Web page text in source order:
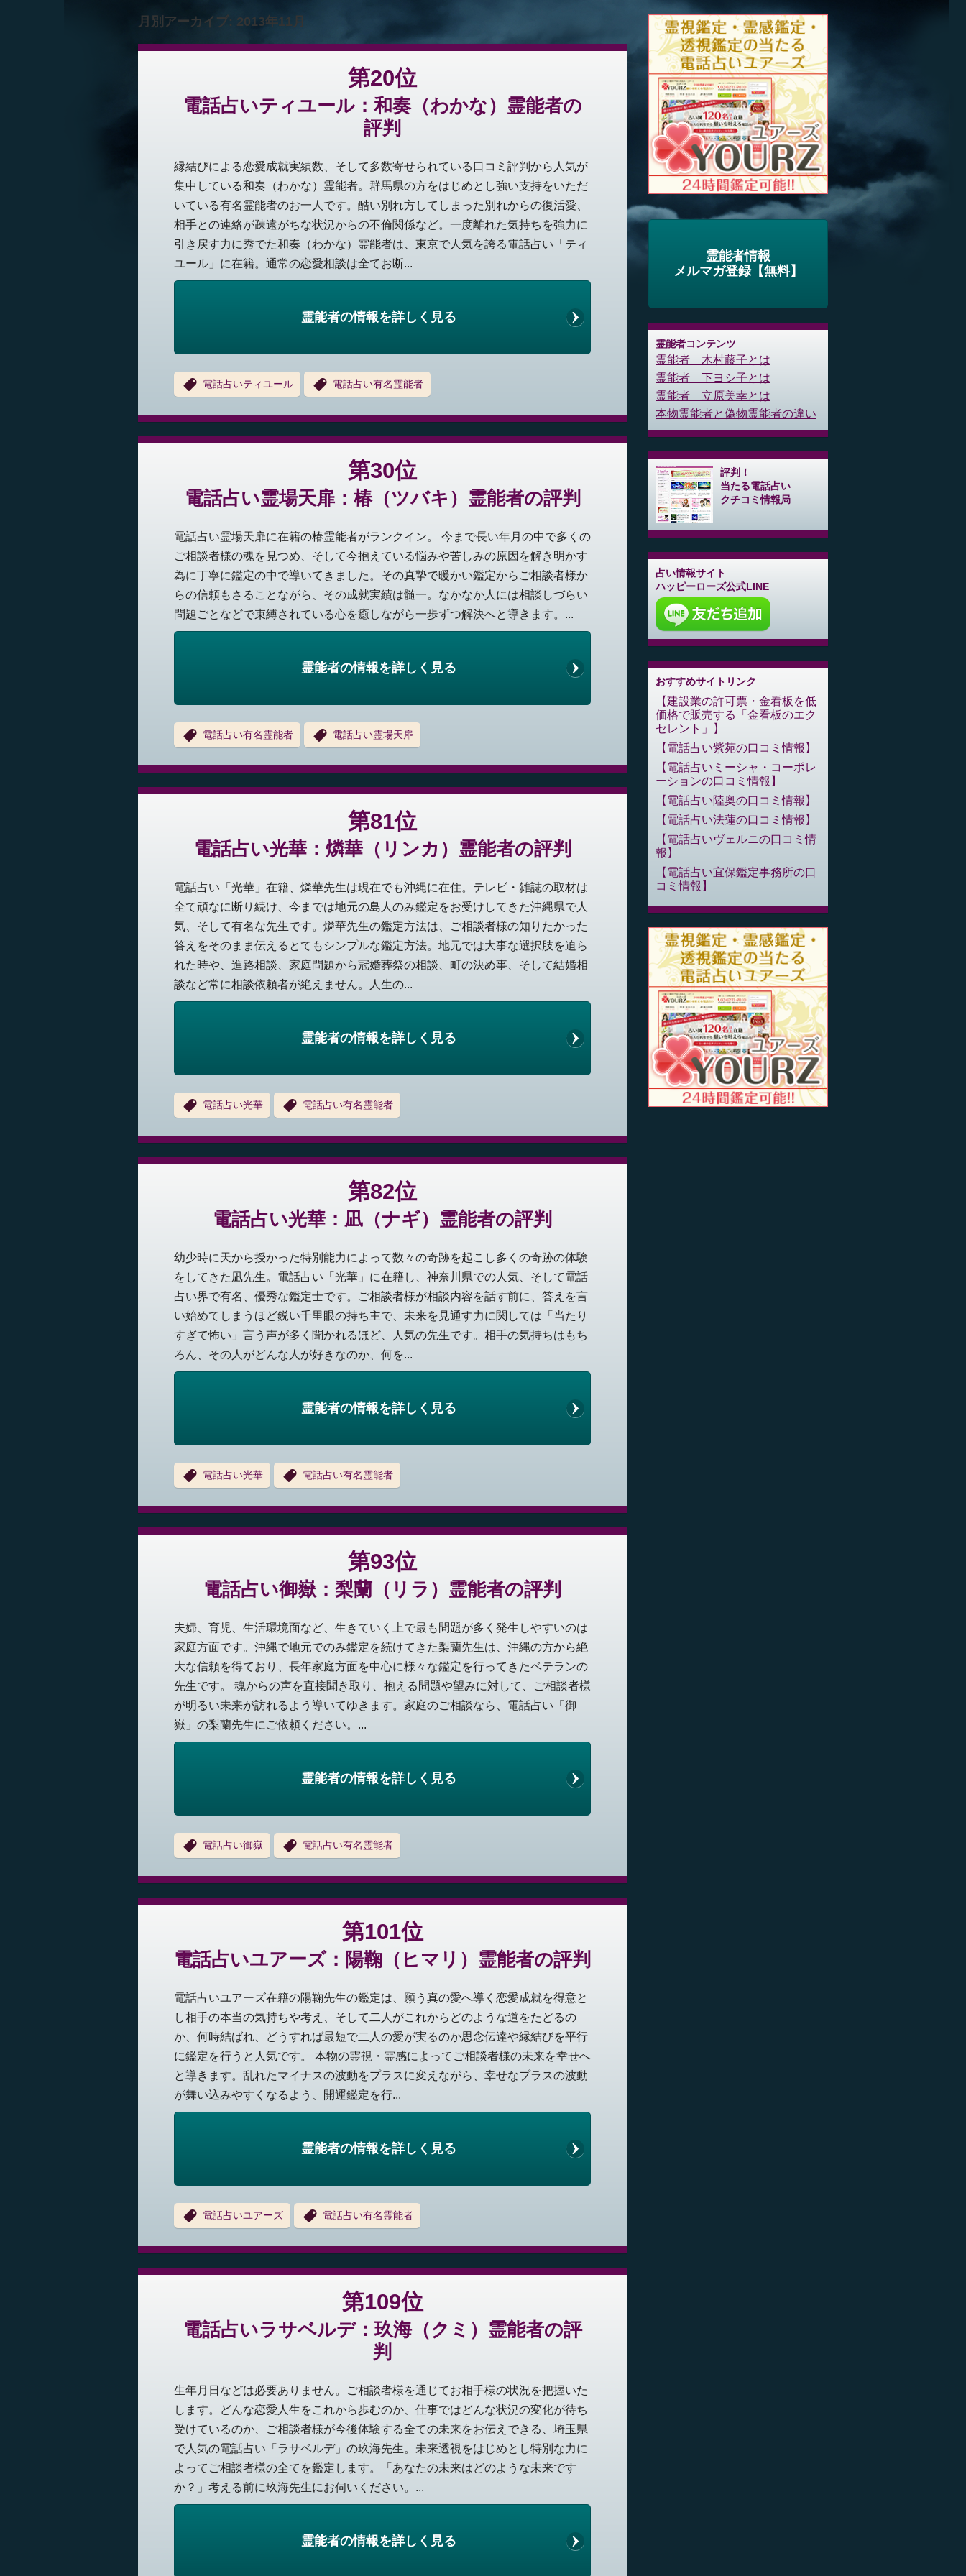
月別アーカイブ: 2013年11月
第20位
電話占いティユール：和奏（わかな）霊能者の
評判
縁結びによる恋愛成就実績数、そして多数寄せられている口コミ評判から人気が
集中している和奏（わかな）霊能者。群馬県の方をはじめとし強い支持をいただ
いている有名霊能者のお一人です。酷い別れ方してしまった別れからの復活愛、
相手との連絡が疎遠がちな状況からの不倫関係など。一度離れた気持ちを強力に
引き戻す力に秀でた和奏（わかな）霊能者は、東京で人気を誇る電話占い「ティ
ユール」に在籍。通常の恋愛相談は全てお断...
霊能者の情報を詳しく見る
電話占いティユール 電話占い有名霊能者
第30位
電話占い霊場天扉：椿（ツバキ）霊能者の評判
電話占い霊場天扉に在籍の椿霊能者がランクイン。 今まで長い年月の中で多くの
ご相談者様の魂を見つめ、そして今抱えている悩みや苦しみの原因を解き明かす
為に丁寧に鑑定の中で導いてきました。その真摯で暖かい鑑定からご相談者様か
らの信頼もさることながら、その成就実績は髄一。なかなか人には相談しづらい
問題ごとなどで束縛されている心を癒しながら一歩ずつ解決へと導きます。...
霊能者の情報を詳しく見る
電話占い有名霊能者 電話占い霊場天扉
第81位
電話占い光華：燐華（リンカ）霊能者の評判
電話占い「光華」在籍、燐華先生は現在でも沖縄に在住。テレビ・雑誌の取材は
全て頑なに断り続け、今までは地元の島人のみ鑑定をお受けしてきた沖縄県で人
気、そして有名な先生です。燐華先生の鑑定方法は、ご相談者様の知りたかった
答えをそのまま伝えるとてもシンプルな鑑定方法。地元では大事な選択肢を迫ら
れた時や、進路相談、家庭問題から冠婚葬祭の相談、町の決め事、そして結婚相
談など常に相談依頼者が絶えません。人生の...
霊能者の情報を詳しく見る
電話占い光華 電話占い有名霊能者
第82位
電話占い光華：凪（ナギ）霊能者の評判
幼少時に天から授かった特別能力によって数々の奇跡を起こし多くの奇跡の体験
をしてきた凪先生。電話占い「光華」に在籍し、神奈川県での人気、そして電話
占い界で有名、優秀な鑑定士です。ご相談者様が相談内容を話す前に、答えを言
い始めてしまうほど鋭い千里眼の持ち主で、未来を見通す力に関しては「当たり
すぎて怖い」言う声が多く聞かれるほど、人気の先生です。相手の気持ちはもち
ろん、その人がどんな人が好きなのか、何を...
霊能者の情報を詳しく見る
電話占い光華 電話占い有名霊能者
第93位
電話占い御嶽：梨蘭（リラ）霊能者の評判
夫婦、育児、生活環境面など、生きていく上で最も問題が多く発生しやすいのは
家庭方面です。沖縄で地元でのみ鑑定を続けてきた梨蘭先生は、沖縄の方から絶
大な信頼を得ており、長年家庭方面を中心に様々な鑑定を行ってきたベテランの
先生です。 魂からの声を直接聞き取り、抱える問題や望みに対して、ご相談者様
が明るい未来が訪れるよう導いてゆきます。家庭のご相談なら、電話占い「御
嶽」の梨蘭先生にご依頼ください。...
霊能者の情報を詳しく見る
電話占い御嶽 電話占い有名霊能者
第101位
電話占いユアーズ：陽鞠（ヒマリ）霊能者の評判
電話占いユアーズ在籍の陽鞠先生の鑑定は、願う真の愛へ導く恋愛成就を得意と
し相手の本当の気持ちや考え、そして二人がこれからどのような道をたどるの
か、何時結ばれ、どうすれば最短で二人の愛が実るのか思念伝達や縁結びを平行
に鑑定を行うと人気です。 本物の霊視・霊感によってご相談者様の未来を幸せへ
と導きます。乱れたマイナスの波動をプラスに変えながら、幸せなプラスの波動
が舞い込みやすくなるよう、開運鑑定を行...
霊能者の情報を詳しく見る
電話占いユアーズ 電話占い有名霊能者
第109位
電話占いラサベルデ：玖海（クミ）霊能者の評
判
生年月日などは必要ありません。ご相談者様を通じてお相手様の状況を把握いた
します。どんな恋愛人生をこれから歩むのか、仕事ではどんな状況の変化が待ち
受けているのか、ご相談者様が今後体験する全ての未来をお伝えできる、埼玉県
で人気の電話占い「ラサベルデ」の玖海先生。未来透視をはじめとし特別な力に
よってご相談者様の全てを鑑定します。「あなたの未来はどのような未来です
か？」考える前に玖海先生にお伺いください。...
霊能者の情報を詳しく見る
霊能者情報
メルマガ登録【無料】
霊能者コンテンツ
霊能者 木村藤子とは
霊能者 下ヨシ子とは
霊能者 立原美幸とは
本物霊能者と偽物霊能者の違い
評判！
当たる電話占い
クチコミ情報局
占い情報サイト
ハッピーローズ公式LINE
おすすめサイトリンク
建設業の許可票・金看板を低
価格で販売する「金看板のエク
セレント」
電話占い紫苑の口コミ情報
電話占いミーシャ・コーポレ
ーションの口コミ情報
電話占い陸奥の口コミ情報
電話占い法蓮の口コミ情報
電話占いヴェルニの口コミ情
報
電話占い宜保鑑定事務所の口
コミ情報